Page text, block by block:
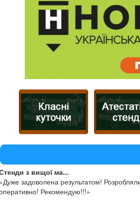
з вищої ма...
«Дуже задоволена результатом!
Рекомендую!!!»